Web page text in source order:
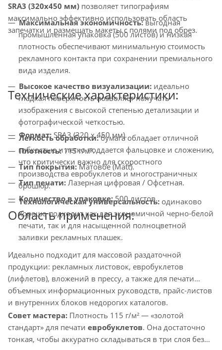
SRA3 (320х450 мм) позволяет типографиям
максимально эффективно использовать область
запечатки и размещать макеты с полями под обрез.
Максимальная экономичность:выгодная
промышленная упаковка (500 листов) и низкая
плотность обеспечивают минимальную стоимость
рекламного контакта при сохранении премиального
вида изделия.
Высокое качество визуализации: идеально
гладкая поверхность позволяет получать
изображения с высокой степенью детализации и
фотографической четкостью.
Легкость обработки:бумага обладает отличной
гибкостью и легко поддается фальцовке и сложению,
что критически важно для скоростного
производства евробуклетов и многостраничных
брошюр.
Технологическая универсальность: одинаково
хорошо подходит как для экономичной черно-белой
печати, так и для насыщенной полноцветной
заливки рекламных плашек.
Технические характеристики:
Формат: SRA3 (320 х 450 мм).
Плотность:115 г/м².
Тип покрытия:Матовое (Matt).
Тип печати: Лазерная цифровая / Офсетная.
Количество в упаковке:500 листов.
Область применения:
Идеально подходит для массовой раздаточной
продукции: рекламных листовок, евробуклетов
(лифлетов), вложений в прессу, а также для печати
объемных информационных руководств, прайс-листов
и внутренних блоков недорогих каталогов.
Совет мастера: Плотность 115 г/м² — «золотой
стандарт» для печати евробуклетов. Она достаточно
тонкая, чтобы аккуратно складываться в три слоя без